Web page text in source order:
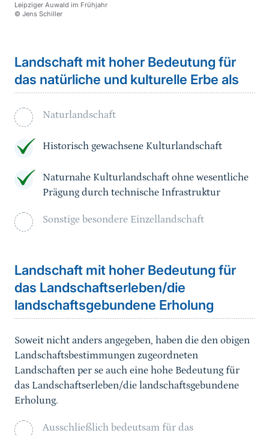
Leipziger Auwald im Frühjahr
© Jens Schiller
Landschaft mit hoher Bedeutung für
das natürliche und kulturelle Erbe als
Naturlandschaft
Historisch gewachsene Kulturlandschaft
Naturnahe Kulturlandschaft ohne wesentliche
Prägung durch technische Infrastruktur
Sonstige besondere Einzellandschaft
Landschaft mit hoher Bedeutung für
das Landschaftserleben/die
landschaftsgebundene Erholung
Soweit nicht anders angegeben, haben die den obigen
Landschaftsbestimmungen zugeordneten
Landschaften per se auch eine hohe Bedeutung für
das Landschaftserleben/die landschaftsgebundene
Erholung.
Ausschließlich bedeutsam für das